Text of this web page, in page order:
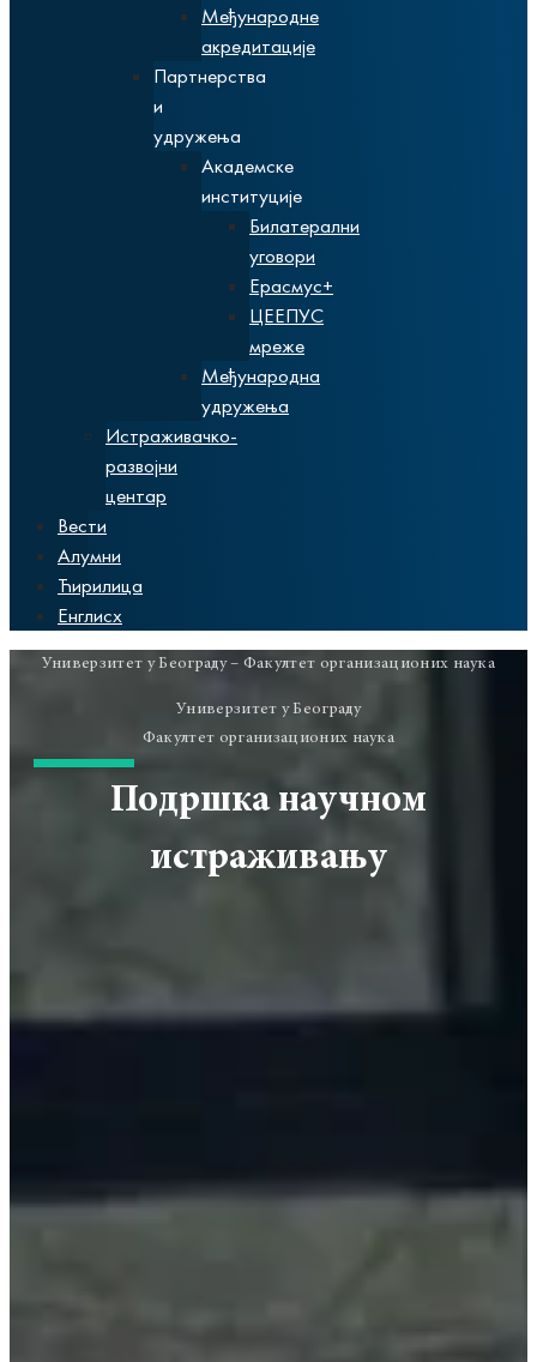
Међународне
акредитације
Партнерства
и
удружења
Академске
институције
Билатерални
уговори
Ерасмус+
ЦЕЕПУС
мреже
Међународна
удружења
Истраживачко-
развојни
центар
Вести
Алумни
Ћирилица
Енглисх
Универзитет у Београду – Факултет организационих наука
Универзитет у Београду
Факултет организационих наука
Подршка научном
истраживању